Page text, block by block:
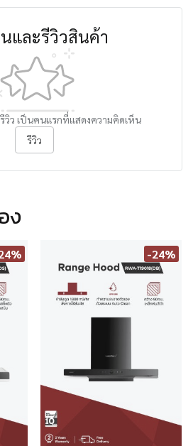
และรีวิวสินค้า
วิว เป็นคนแรกที่แสดงความคิดเห็น
รีวิว
ง
-24%